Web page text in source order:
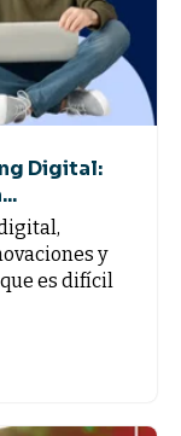
Digital:
y
es difícil